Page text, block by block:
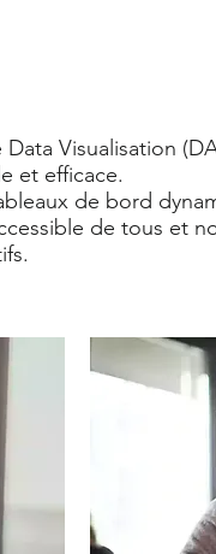
Visualisation
et efficace.
de bord
de tous et